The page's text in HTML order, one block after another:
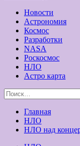
Новости
Астрономия
Космос
Разработки
NASA
Роскосмос
НЛО
Астро карта
Найти:
Главная
НЛО
НЛО над